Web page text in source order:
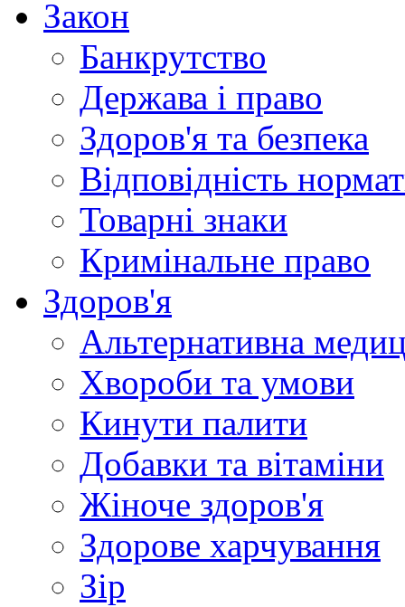
Закон
Банкрутство
Держава і право
Здоров'я та безпека
Відповідність
Товарні знаки
Кримінальне право
Здоров'я
Альтернативна
Хвороби та умови
Кинути палити
Добавки та вітаміни
Жіноче здоров'я
Здорове харчування
Зір